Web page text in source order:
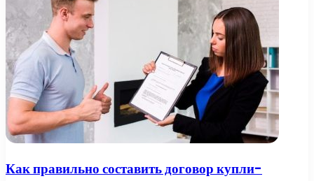
Как правильно составить договор купли-